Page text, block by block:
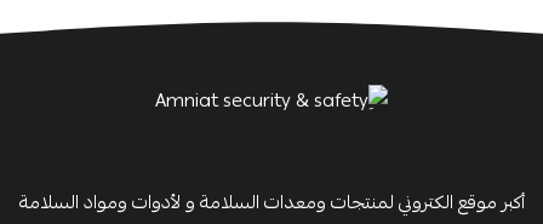
أكبر موقع الكتروني لمنتجات ومعدات السلامة و لأدوات ومواد السلامة